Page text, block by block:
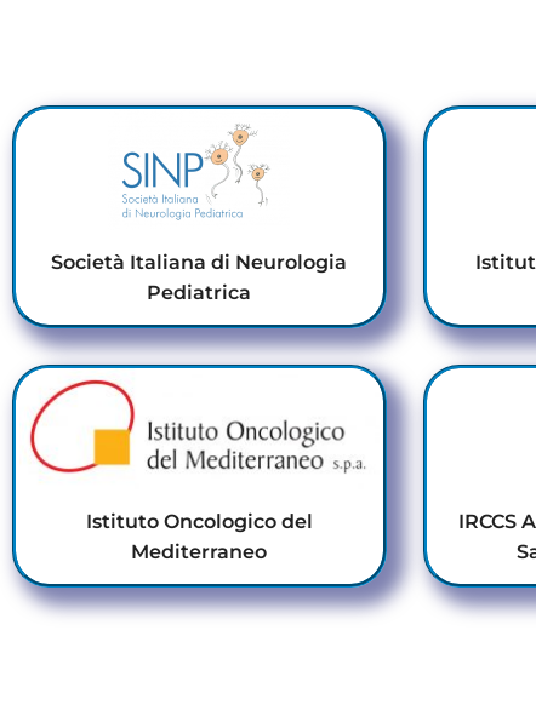
Società Italiana di Neurologia
Pediatrica
Istituto Oncologico del
Mediterraneo
IRCCS